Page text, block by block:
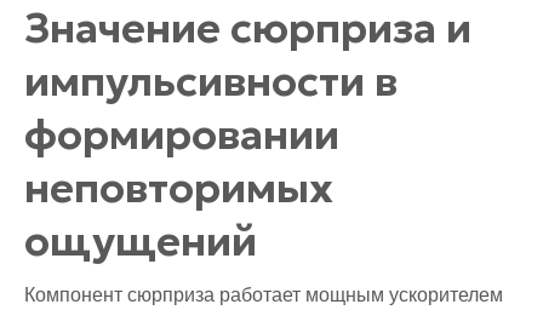
Значение сюрприза и
импульсивности в
формировании
неповторимых
ощущений
Компонент сюрприза работает мощным ускорителем